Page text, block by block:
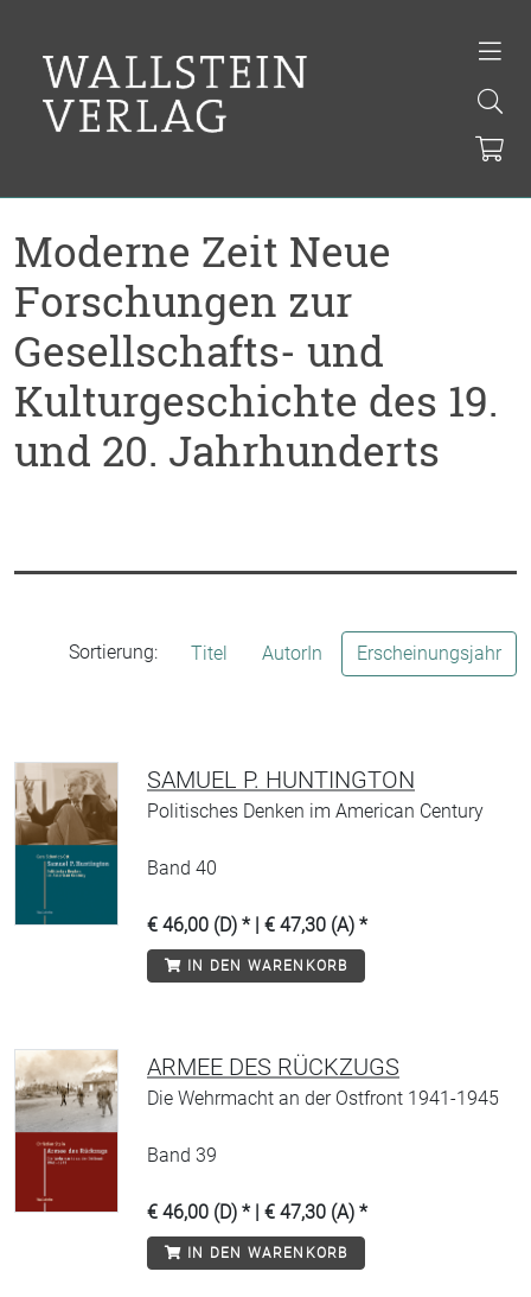
Moderne Zeit Neue
Forschungen zur
Gesellschafts- und
Kulturgeschichte des 19.
und 20. Jahrhunderts
Sortierung: Titel AutorIn Erscheinungsjahr
SAMUEL P. HUNTINGTON
Politisches Denken im American Century
Band 40
€ 46,00 (D) * | € 47,30 (A) *
IN DEN WARENKORB
ARMEE DES RÜCKZUGS
Die Wehrmacht an der Ostfront 1941-1945
Band 39
€ 46,00 (D) * | € 47,30 (A) *
IN DEN WARENKORB